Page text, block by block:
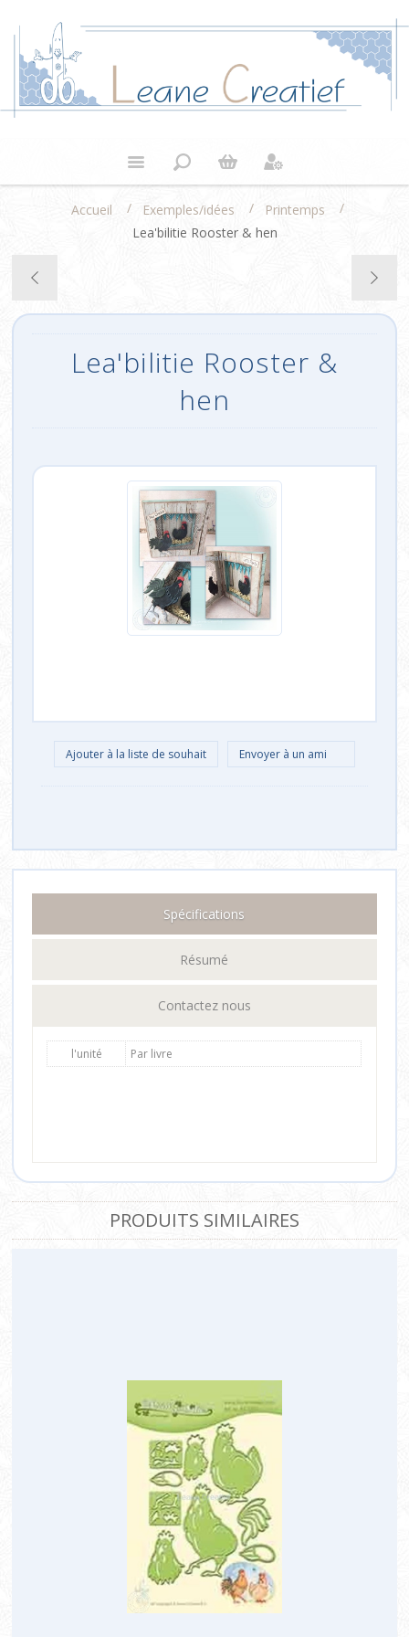
Accueil / Exemples/idées / Printemps
/
Lea'bilitie Rooster & hen
Lea'bilitie Rooster &
hen
Spécifications
Résumé
Contactez nous
l'unité Par livre
PRODUITS SIMILAIRES